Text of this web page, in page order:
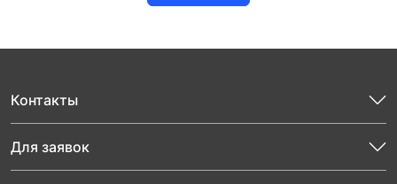
Контакты
Для заявок